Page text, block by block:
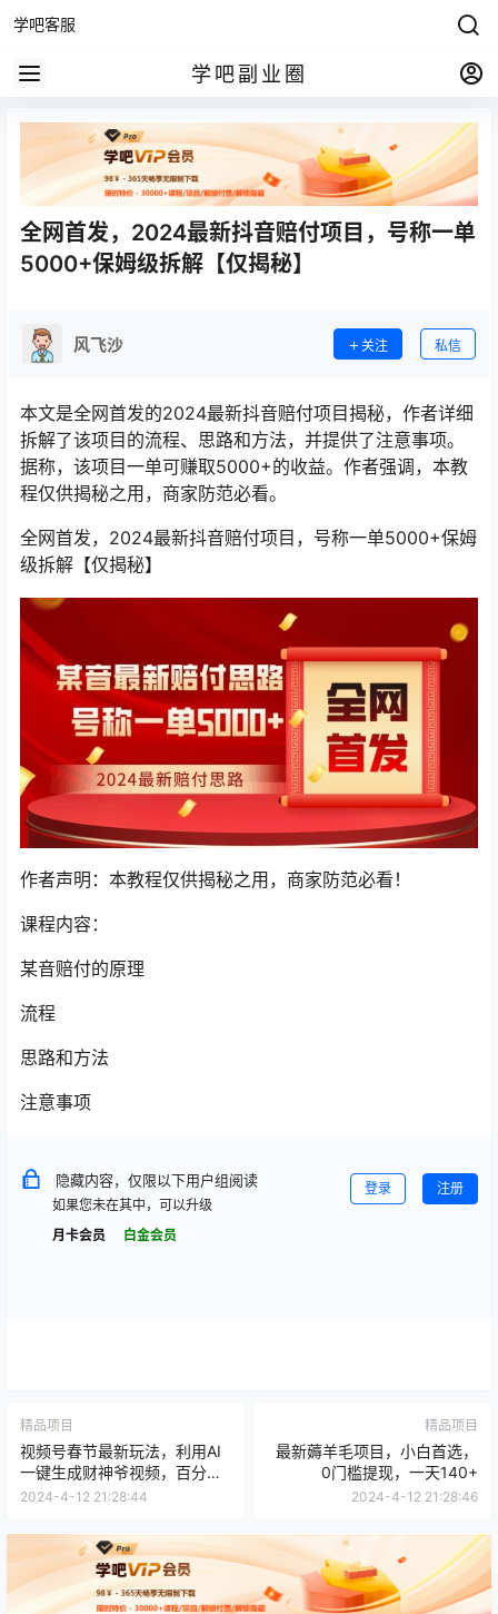
学吧客服
学吧副业圈
全网首发，2024最新抖音赔付项目，号称一单
5000+保姆级拆解【仅揭秘】
风飞沙 关注 私信
本文是全网首发的2024最新抖音赔付项目揭秘，作者详细
拆解了该项目的流程、思路和方法，并提供了注意事项。
据称，该项目一单可赚取5000+的收益。作者强调，本教
程仅供揭秘之用，商家防范必看。
全网首发，2024最新抖音赔付项目，号称一单5000+保姆
级拆解【仅揭秘】
作者声明：本教程仅供揭秘之用，商家防范必看！
课程内容：
某音赔付的原理
流程
思路和方法
注意事项
隐藏内容，仅限以下用户组阅读
如果您未在其中，可以升级
月卡会员
白金会员
登录 注册
精品项目
视频号春节最新玩法，利用AI
一键生成财神爷视频，百分百
原创，引爆春节流量，轻松日
2024-4-12 21:28:44
精品项目
最新薅羊毛项目，小白首选，
0门槛提现，一天140+
2024-4-12 21:28:46